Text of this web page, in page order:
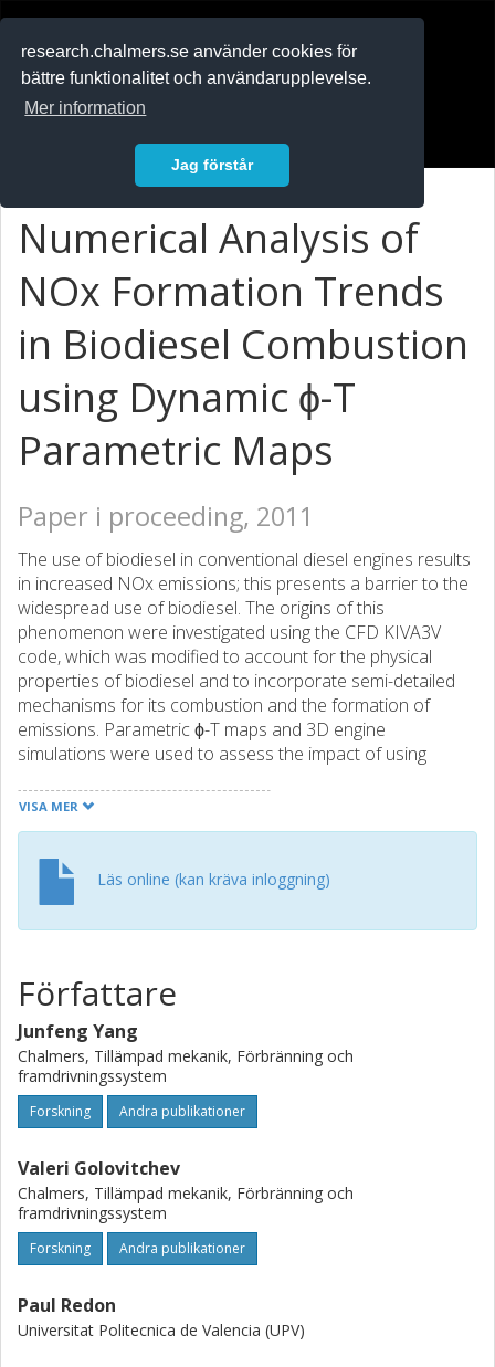
research.chalmers.se använder cookies för
bättre funktionalitet och användarupplevelse.
Mer information
Jag förstår
Numerical Analysis of
NOx Formation Trends
in Biodiesel Combustion
using Dynamic ϕ-T
Parametric Maps
Paper i proceeding, 2011
The use of biodiesel in conventional diesel engines results
in increased NOx emissions; this presents a barrier to the
widespread use of biodiesel. The origins of this
phenomenon were investigated using the CFD KIVA3V
code, which was modified to account for the physical
properties of biodiesel and to incorporate semi-detailed
mechanisms for its combustion and the formation of
emissions. Parametric ϕ-T maps and 3D engine
simulations were used to assess the impact of using
was found that using oxygen-containing fuels allows more
O2 molecules to present in the engine cylinder during the
observed increase in NO emissions.
VISA MER
Läs online (kan kräva inloggning)
Författare
Junfeng Yang
Chalmers, Tillämpad mekanik, Förbränning och
framdrivningssystem
Forskning Andra publikationer
Valeri Golovitchev
Chalmers, Tillämpad mekanik, Förbränning och
framdrivningssystem
Forskning Andra publikationer
Paul Redon
Universitat Politecnica de Valencia (UPV)